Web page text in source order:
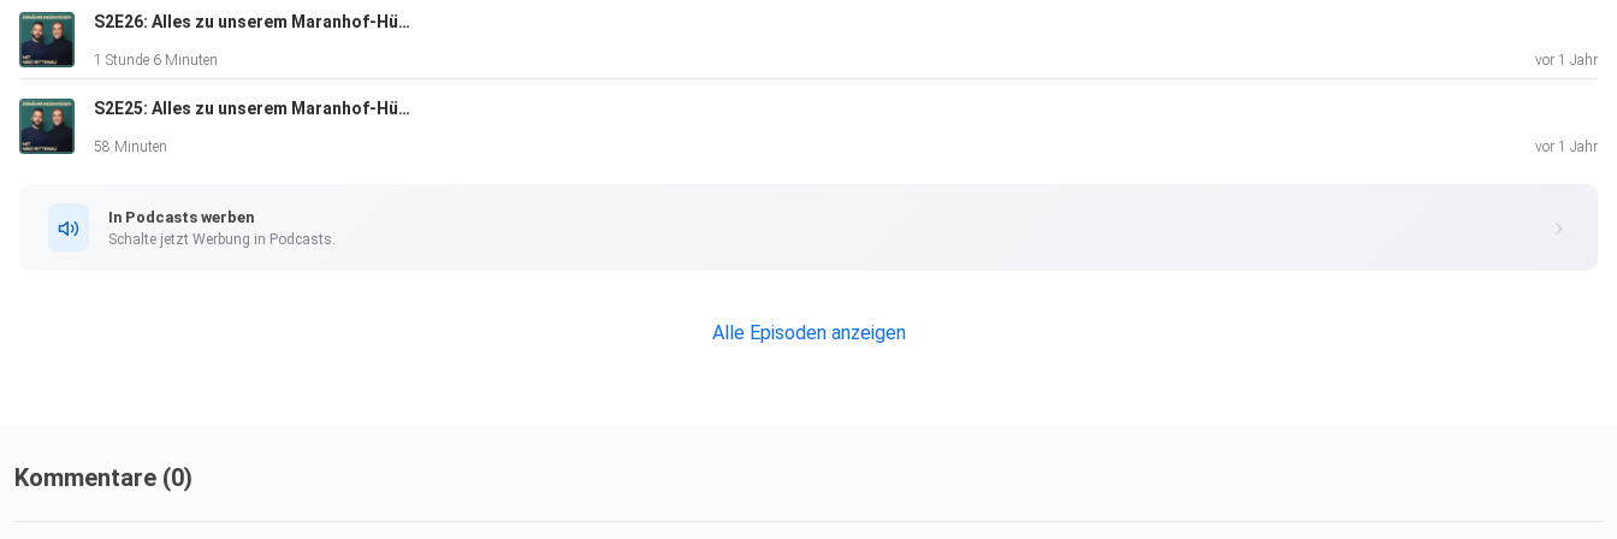
S2E26: Alles zu unserem Maranhof-Hühnerprojekt (Teil 2/2)
1 Stunde 6 Minuten vor 1 Jahr
S2E25: Alles zu unserem Maranhof-Hühnerprojekt (Teil 1/2)
58 Minuten vor 1 Jahr
In Podcasts werben
Schalte jetzt Werbung in Podcasts.
Alle Episoden anzeigen
Kommentare (0)